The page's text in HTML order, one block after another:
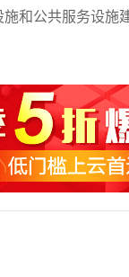
和公共服务设